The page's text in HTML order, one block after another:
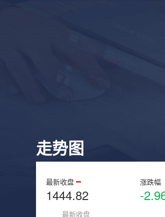
走势图
最新收盘
1444.82
涨跌幅
-